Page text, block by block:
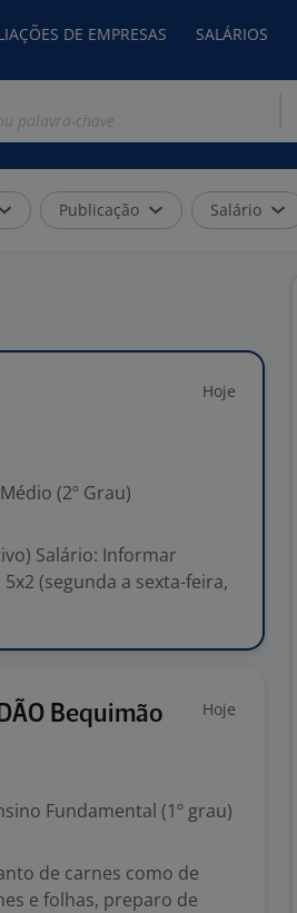
DE EMPRESAS SALÁRIOS
Publicação Salário
Hoje
(2º Grau)
Salário: Informar
(segunda a sexta-feira,
Bequimão Hoje
Fundamental (1º grau)
de carnes como de
e folhas, preparo de